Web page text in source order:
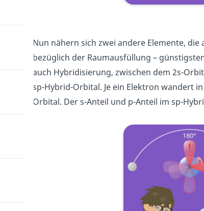
Nun nähern sich zwei andere Elemente,
bezüglich der Raumausfüllung –
auch Hybridisierung, zwischen dem 2s-
sp-Hybrid-Orbital. Je ein Elektron wandert
Orbital. Der s-Anteil und p-Anteil im sp-